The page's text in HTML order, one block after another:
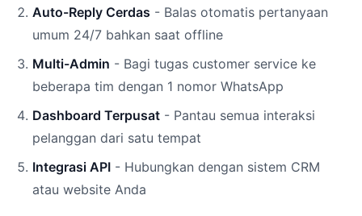
Auto-Reply Cerdas - Balas otomatis pertanyaan
umum 24/7 bahkan saat offline
Multi-Admin - Bagi tugas customer service ke
beberapa tim dengan 1 nomor WhatsApp
Dashboard Terpusat - Pantau semua interaksi
pelanggan dari satu tempat
Integrasi API - Hubungkan dengan sistem CRM
atau website Anda